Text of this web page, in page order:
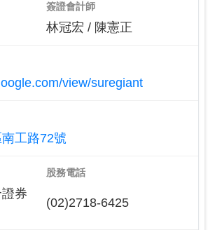
簽證會計師
林冠宏 / 陳憲正
view/suregiant
工路72號
券
股務電話
(02)2718-6425